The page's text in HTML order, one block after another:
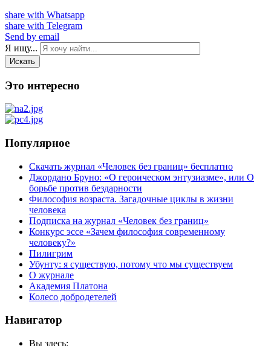
share with Whatsapp
share with Telegram
Send by email
Я ищу...
Искать
Это интересно
Популярное
Скачать журнал «Человек без границ» бесплатно
Джордано Бруно: «О героическом энтузиазме», или О
борьбе против бездарности
Философия возраста. Загадочные циклы в жизни
человека
Подписка на журнал «Человек без границ»
Конкурс эссе «Зачем философия современному
человеку?»
Пилигрим
Убунту: я существую, потому что мы существуем
О журнале
Академия Платона
Колесо добродетелей
Навигатор
Вы здесь: